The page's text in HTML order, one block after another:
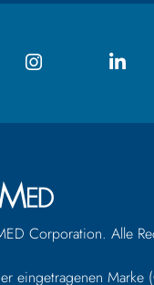
Corporation. Alle
eingetragenen